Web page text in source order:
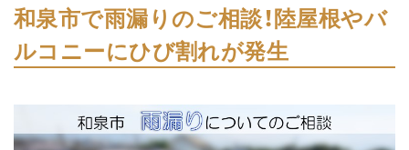
和泉市で雨漏りのご相談！陸屋根やバ
ルコニーにひび割れが発生